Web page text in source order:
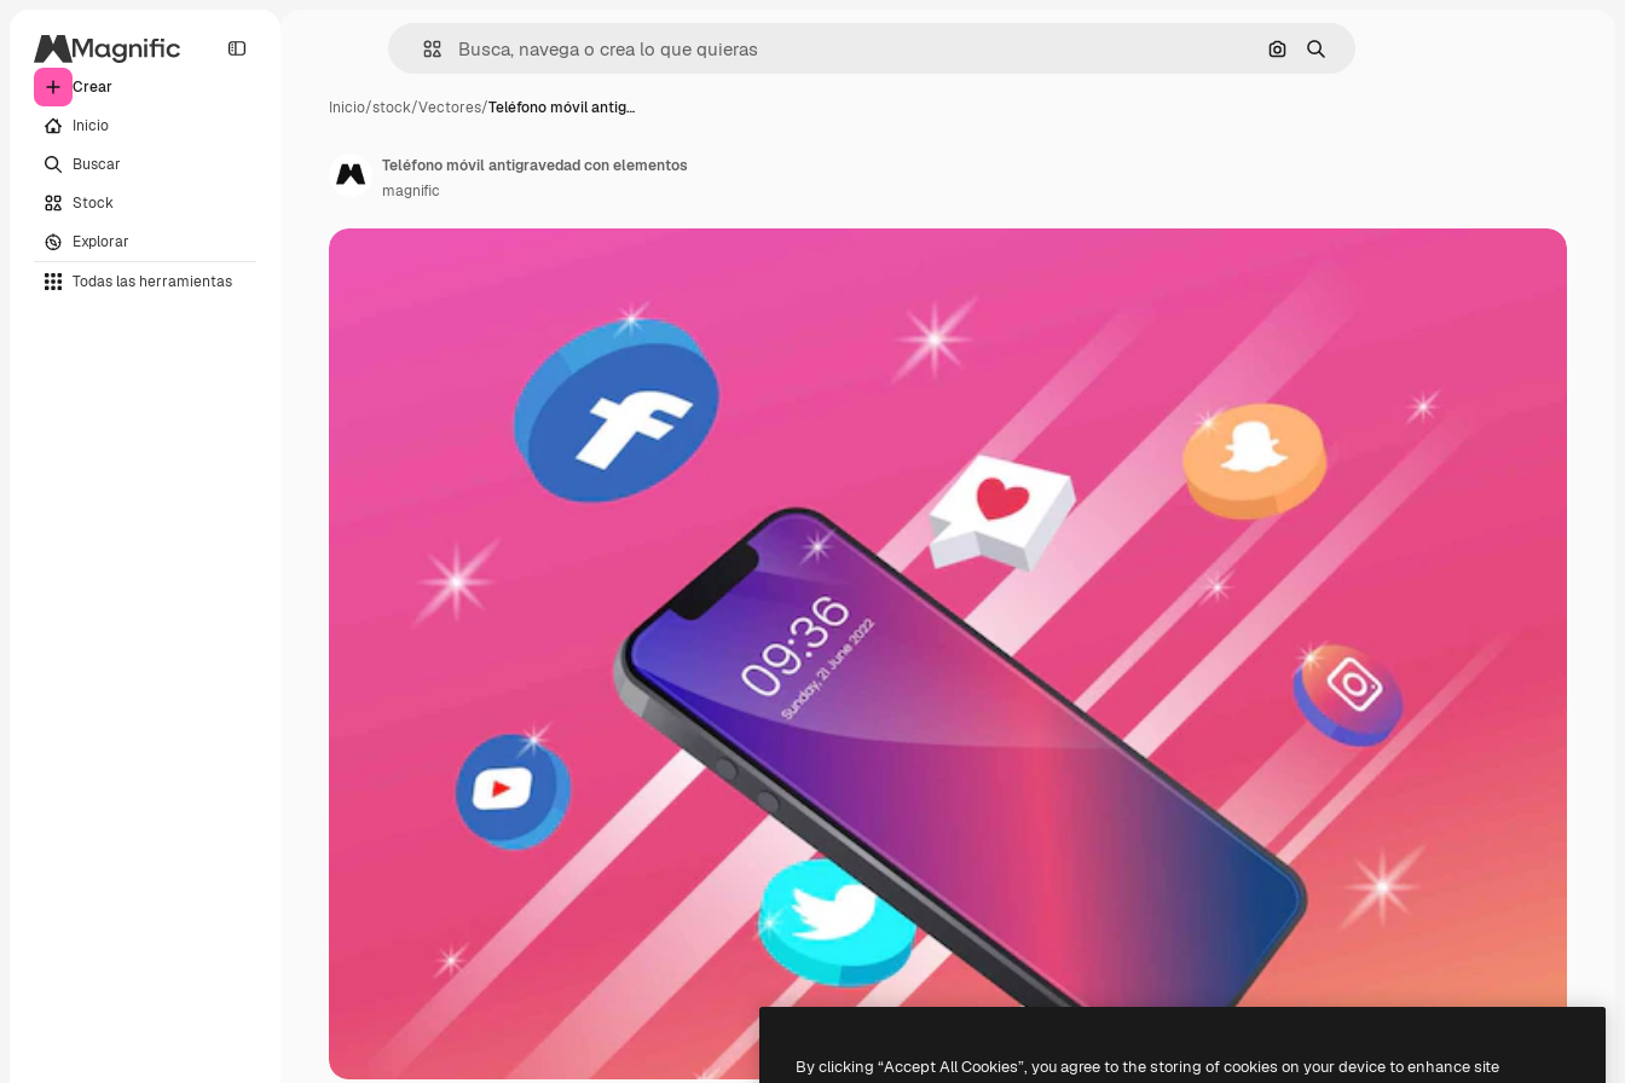
Crear
Inicio
Buscar
Stock
Explorar
Todas las herramientas
Buscar por imagen
Buscar
Inicio/stock/Vectores/Teléfono móvil antig…
Teléfono móvil antigravedad con elementos
magnific
By clicking “Accept All Cookies”, you agree to the storing of cookies on your device to enhance site